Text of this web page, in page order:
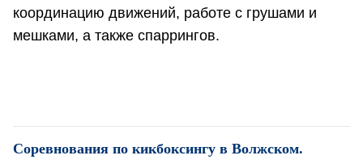
координацию движений, работе с грушами и
мешками, а также спаррингов.
Соревнования по кикбоксингу в Волжском.